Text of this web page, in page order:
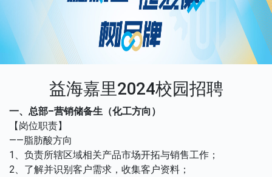
益海嘉里2024校园招聘
一、总部–营销储备生（化工方向）
【岗位职责】
——脂肪酸方向
1、负责所辖区域相关产品市场开拓与销售工作；
2、了解并识别客户需求，收集客户资料；